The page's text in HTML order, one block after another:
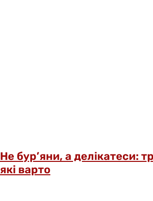
Не бур’яни, а делікатеси:
які варто